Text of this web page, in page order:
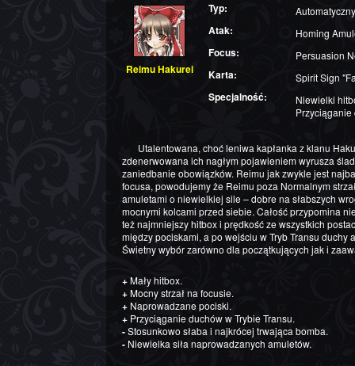
Reimu Hakurei
Typ: Automatyczny
Atak: Homing
Focus: Persuasion
Karta: Spirit Sign
Specjalność:
Niewielki
Przyciąganie
Utalentowana, choć leniwa kapłanka z klanu Hakurei pilnująca porządku w Gensokyo,
zdenerwowana ich nagłym pojawieniem wyrusza
zaniedbanie obowiązków. Reimu jak zwykle jest
focusa, powodujemy że Reimu poza Normalnym
amuletami o niewielkiej sile – dobre na słabszych
mocnymi kolcami przed siebie. Całość przypomina
też najmniejszy hitbox i prędkość ze wszystkich
między pociskami, a po wejściu w Tryb Transu
Świetny wybór zarówno dla początkujących jak i
+Mały hitbox.
+Mocny strzał na focusie.
+ Naprowadzane pociski.
+ Przyciąganie duchów w Trybie Transu.
-Stosunkowo słaba i najkrócej trwająca bomba.
-Niewielka siła naprowadzanych amuletów.